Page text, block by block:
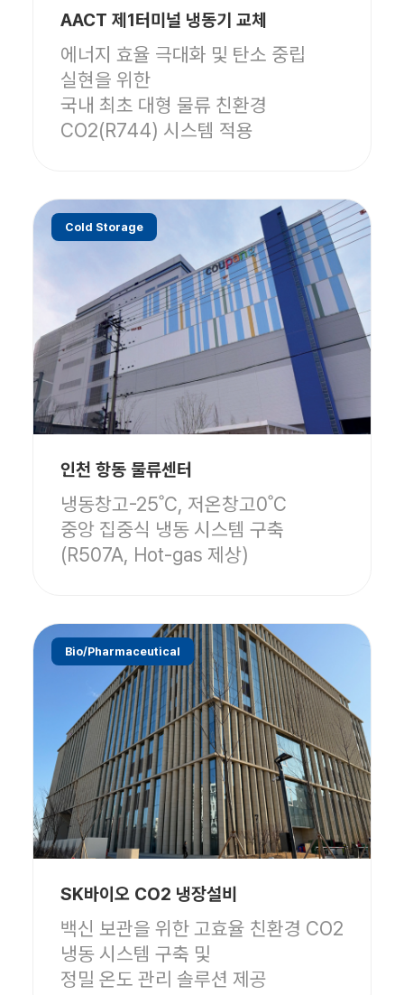
AACT 제1터미널 냉동기 교체
에너지 효율 극대화 및 탄소 중립
실현을 위한
국내 최초 대형 물류 친환경
CO2(R744) 시스템 적용
Cold Storage
인천 항동 물류센터
냉동창고-25˚C, 저온창고0˚C
중앙 집중식 냉동 시스템 구축
(R507A, Hot-gas 제상)
Bio/Pharmaceutical
SK바이오 CO2 냉장설비
백신 보관을 위한 고효율 친환경 CO2
냉동 시스템 구축 및
정밀 온도 관리 솔루션 제공